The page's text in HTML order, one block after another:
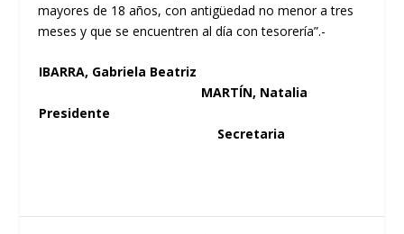
mayores de 18 años, con antigüedad no menor a tres
meses y que se encuentren al día con tesorería”.-
IBARRA, Gabriela Beatriz
MARTÍN, Natalia
Presidente
Secretaria